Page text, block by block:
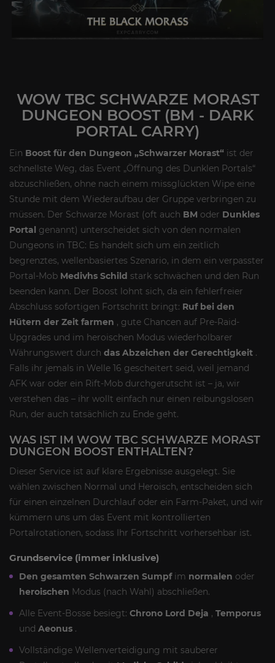
WOW TBC SCHWARZE MORAST
DUNGEON BOOST (BM - DARK
PORTAL CARRY)
Ein Boost für den Dungeon „Schwarzer Morast“ ist der
schnellste Weg, das Event „Öffnung des Dunklen Portals“
abzuschließen, ohne nach einem missglückten Wipe eine
Stunde mit dem Wiederaufbau der Gruppe verbringen zu
müssen. Der Schwarze Morast (oft auch BM oder Dunkles
Portal genannt) unterscheidet sich von den normalen
Dungeons in TBC: Es handelt sich um ein zeitlich
begrenztes, wellenbasiertes Szenario, in dem ein verpasster
Portal-Mob Medivhs Schild stark schwächen und den Run
beenden kann. Der Boost lohnt sich, da ein fehlerfreier
Abschluss sofortigen Fortschritt bringt: Ruf bei den
Hütern der Zeit farmen , gute Chancen auf Pre-Raid-
Upgrades und im heroischen Modus wiederholbarer
Währungswert durch das Abzeichen der Gerechtigkeit .
Falls ihr jemals in Welle 16 gescheitert seid, weil jemand
AFK war oder ein Rift-Mob durchgerutscht ist – ja, wir
verstehen das – ihr wollt einfach nur einen reibungslosen
Run, der auch tatsächlich zu Ende geht.
WAS IST IM WOW TBC SCHWARZE MORAST
DUNGEON BOOST ENTHALTEN?
Dieser Service ist auf klare Ergebnisse ausgelegt. Sie
wählen zwischen Normal und Heroisch, entscheiden sich
für einen einzelnen Durchlauf oder ein Farm-Paket, und wir
kümmern uns um das Event mit kontrollierten
Portalrotationen, sodass Ihr Fortschritt vorhersehbar ist.
Grundservice (immer inklusive)
Den gesamten Schwarzen Sumpfim normalen oder
heroischen Modus (nach Wahl) abschließen.
Alle Event-Bosse besiegt: Chrono Lord Deja , Temporus
und Aeonus .
Vollständige Wellenverteidigung mit sauberer